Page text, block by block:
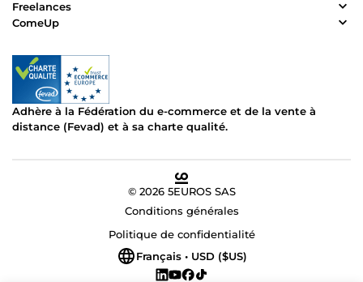
Freelances
ComeUp
Adhère à la Fédération du e-commerce et de la vente à
distance (Fevad) et à sa charte qualité.
© 2026 5EUROS SAS
Conditions générales
Politique de confidentialité
Français • USD ($US)